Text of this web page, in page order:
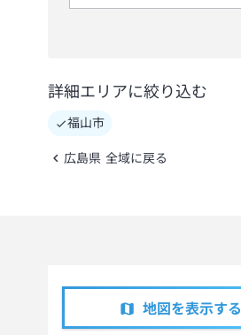
詳細エリアに絞り込む
福山市
広島県 全域に戻る
地図を表示する